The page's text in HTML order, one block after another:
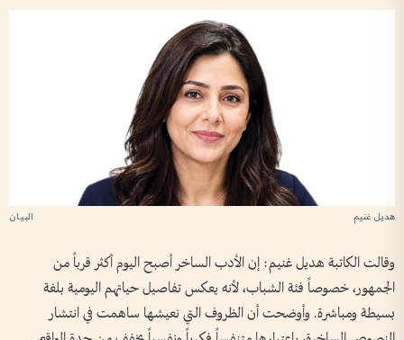
هديل غنيم
وقالت الكاتبة هديل غنيم: إن الأدب الساخر أصبح اليوم أكثر قرباً من
الجمهور، خصوصاً فئة الشباب، لأنه يعكس تفاصيل حياتهم اليومية بلغة
بسيطة ومباشرة. وأوضحت أن الظروف التي نعيشها ساهمت في انتشار